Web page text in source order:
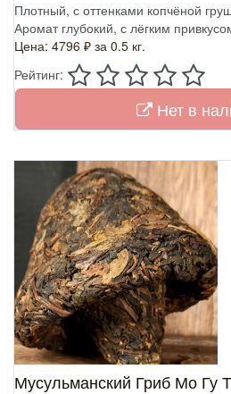
Плотный, с оттенками копчёной
Аромат глубокий, с лёгким
Цена: 4796 ₽ за 0.5 кг.
Рейтинг:
Нет в
Мусульманский Гриб Мо Гу